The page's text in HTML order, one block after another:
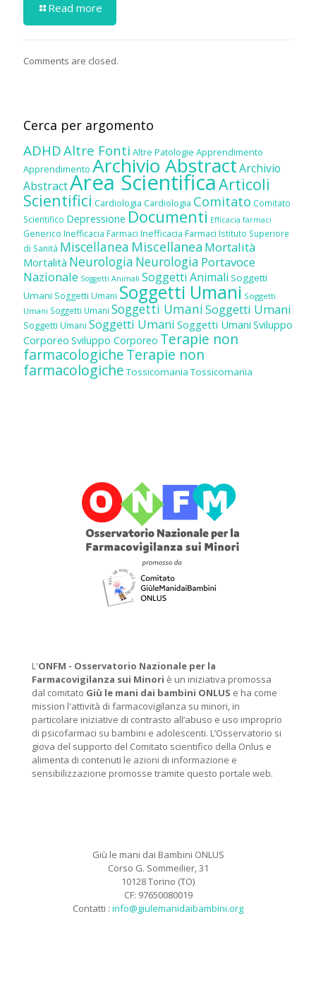
Read more
Comments are closed.
Cerca per argomento
ADHDAltre Fonti Altre Patologie Apprendimento
Apprendimento Archivio AbstractArchivio
AbstractArea ScientificaArticoli
Scientifici Cardiologia Cardiologia Comitato Comitato
Scientifico Depressione Documenti Efficacia farmaci
Generico Inefficacia Farmaci Inefficacia Farmaci Istituto Superiore
di Sanità Miscellanea Miscellanea Mortalità
Mortalità Neurologia Neurologia Portavoce
Nazionale Soggetti Animali Soggetti Animali Soggetti
Umani Soggetti Umani Soggetti Umani Soggetti
Umani Soggetti Umani Soggetti UmaniSoggetti Umani
Soggetti Umani Soggetti Umani Soggetti Umani Sviluppo
Corporeo Sviluppo Corporeo Terapie non
farmacologicheTerapie non
farmacologiche Tossicomania Tossicomania
L'ONFM - Osservatorio Nazionale per la
Farmacovigilanza sui Minori è un iniziativa promossa
dal comitato Giù le mani dai bambini ONLUS e ha come
mission l'attività di farmacovigilanza su minori, in
particolare iniziative di contrasto all’abuso e uso improprio
di psicofarmaci su bambini e adolescenti. L’Osservatorio si
giova del supporto del Comitato scientifico della Onlus e
alimenta di contenuti le azioni di informazione e
sensibilizzazione promosse tramite questo portale web.
Giù le mani dai Bambini ONLUS
Corso G. Sommeilier, 31
10128 Torino (TO)
CF: 97650080019
Contatti : info@giulemanidaibambini.org